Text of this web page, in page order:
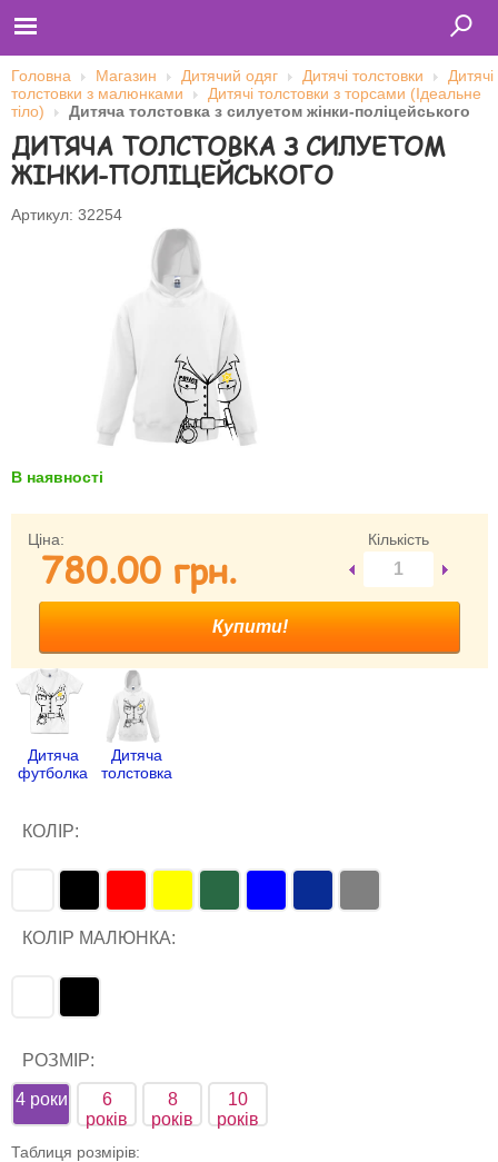
Главная
Футболки
Толстовки (кенгурушки)
Лонгсливы
Забули свій пароль?
Забули своє Ім’я Користувача?
Зареєструватися
Головна Магазин Дитячий одяг Дитячі толстовки
Дитячі
толстовки з малюнками
Дитячі толстовки з торсами (Ідеальне
тіло)
Дитяча толстовка з силуетом жінки-поліцейського
ДИТЯЧА ТОЛСТОВКА З СИЛУЕТОМ
ЖІНКИ-ПОЛІЦЕЙСЬКОГО
Артикул: 32254
В наявності
Ціна:
780.00 гpн.
Кількість
Дитяча
футболка
Дитяча
толстовка
КОЛІР:
КОЛІР МАЛЮНКА:
РОЗМІР:
4 роки
6
років
8
років
10
років
Таблиця розмірів: